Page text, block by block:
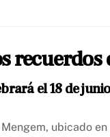
el 18 de
ubicado